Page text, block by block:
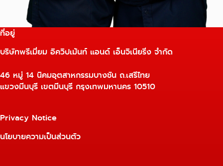
ที่อยู่
บริษัทพรีเมี่ยม อิควิปเม้นท์ แอนด์ เอ็นจิเนียริ่ง จำกัด
46 หมู่ 14 นิคมอุตสาหกรรมบางชัน ถ.เสรีไทย
แขวงมีนบุรี เขตมีนบุรี กรุงเทพมหานคร 10510
Privacy Notice
นโยบายความเป็นส่วนตัว